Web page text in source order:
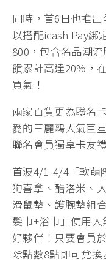
同時，首6日也推
以搭配icash Pay綁
800，包含名品潮
饋累計高達20%，
買氣！
兩家百貨更為聯名
愛的三麗鷗人氣巨
聯名會員獨享卡友
首波4/1-4/4「軟萌
狗喜拿、酷洛米、
滑鼠墊、護腕墊組
髮巾+浴巾」使用
好夥伴！只要會員
除點數8點即可兌換